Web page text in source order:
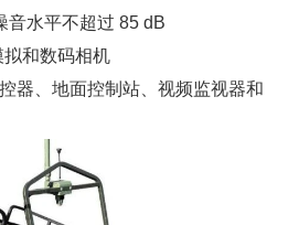
音水平不超过 85 dB
和数码相机
器、地面控制站、视频监视器和